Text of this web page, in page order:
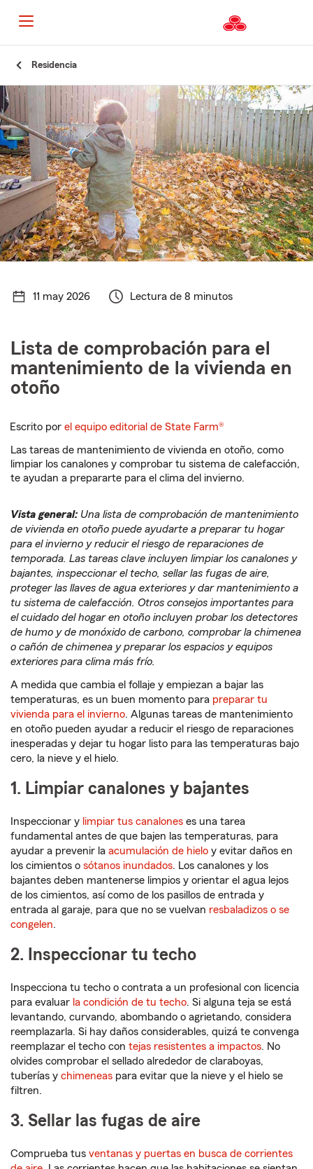
Residencia
11 may 2026 Lectura de 8 minutos
Lista de comprobación para el
mantenimiento de la vivienda en
otoño
Escrito porel equipo editorial de State Farm®
Las tareas de mantenimiento de vivienda en otoño, como
limpiar los canalones y comprobar tu sistema de calefacción,
te ayudan a prepararte para el clima del invierno.
Vista general: Una lista de comprobación de mantenimiento
de vivienda en otoño puede ayudarte a preparar tu hogar
para el invierno y reducir el riesgo de reparaciones de
temporada. Las tareas clave incluyen limpiar los canalones y
bajantes, inspeccionar el techo, sellar las fugas de aire,
proteger las llaves de agua exteriores y dar mantenimiento a
tu sistema de calefacción. Otros consejos importantes para
el cuidado del hogar en otoño incluyen probar los detectores
de humo y de monóxido de carbono, comprobar la chimenea
o cañón de chimenea y preparar los espacios y equipos
exteriores para clima más frío.
A medida que cambia el follaje y empiezan a bajar las
temperaturas, es un buen momento para preparar tu
vivienda para el invierno. Algunas tareas de mantenimiento
en otoño pueden ayudar a reducir el riesgo de reparaciones
inesperadas y dejar tu hogar listo para las temperaturas bajo
cero, la nieve y el hielo.
1. Limpiar canalones y bajantes
Inspeccionar y limpiar tus canalones es una tarea
fundamental antes de que bajen las temperaturas, para
ayudar a prevenir la acumulación de hielo y evitar daños en
los cimientos o sótanos inundados. Los canalones y los
bajantes deben mantenerse limpios y orientar el agua lejos
de los cimientos, así como de los pasillos de entrada y
entrada al garaje, para que no se vuelvan resbaladizos o se
congelen.
2. Inspeccionar tu techo
Inspecciona tu techo o contrata a un profesional con licencia
para evaluar la condición de tu techo. Si alguna teja se está
levantando, curvando, abombando o agrietando, considera
reemplazarla. Si hay daños considerables, quizá te convenga
reemplazar el techo con tejas resistentes a impactos. No
olvides comprobar el sellado alrededor de claraboyas,
tuberías y chimeneas para evitar que la nieve y el hielo se
filtren.
3. Sellar las fugas de aire
Comprueba tus ventanas y puertas en busca de corrientes